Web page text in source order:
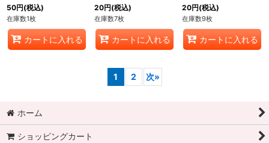
50円(税込)
在庫数1枚
カートに入れる
20円(税込)
在庫数7枚
カートに入れる
20円(税込)
在庫数9枚
カートに入れる
1 2 次»
ホーム
ショッピングカート